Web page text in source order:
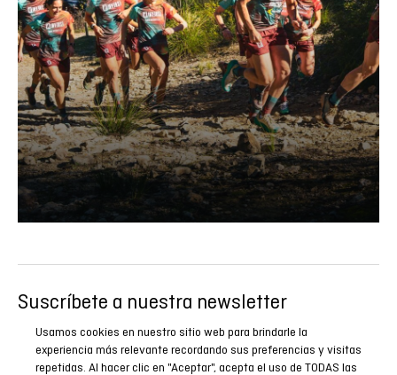
Suscríbete a nuestra newsletter
Sé el primero en conocer todas nuestras novedades,
reportajes y promociones especiales.
Usamos cookies en nuestro sitio web para brindarle la
experiencia más relevante recordando sus preferencias y visitas
repetidas. Al hacer clic en "Aceptar", acepta el uso de TODAS las